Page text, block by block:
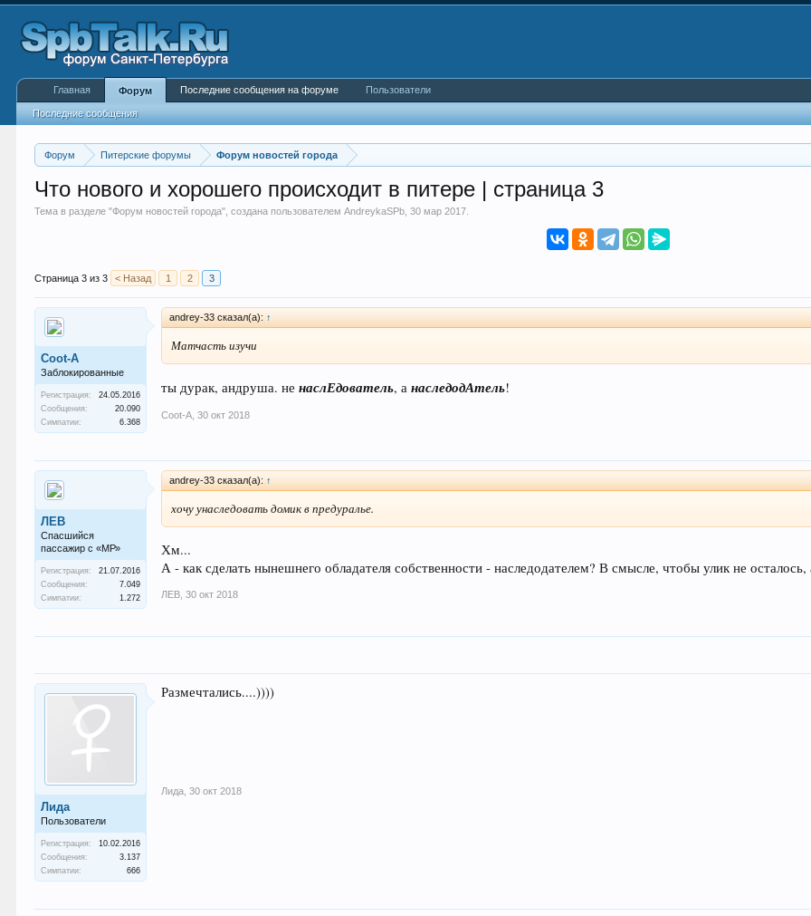
Форум Питерские форумы Форум новостей города
Что нового и хорошего происходит в питере | страница 3
Тема в разделе "Форум новостей города", создана пользователемAndreykaSPb ,30 мар 2017
Страница 3 из 3 < Назад 1 2 3
Coot-A
Заблокированные
Регистрация:
24.05.2016
Сообщения:
20.090
Симпатии:
6.368
andrey-33 сказал(а): ↑
Матчасть изучи
ты дурак, андруша. ненаслЕдователь, анаследодАтель!
Coot-A 30 окт 2018
ЛEB
Спасшийся
пассажир с «МР»
Регистрация:
21.07.2016
Сообщения:
7.049
Симпатии:
1.272
andrey-33 сказал(а): ↑
хочу унаследовать домик в предуралье.
Хм...
А - как сделать нынешнего обладателя собственности - наследодателем? В смысле, чтобы улик не
ЛEB 30 окт 2018
Лида
Пользователи
Регистрация:
10.02.2016
Сообщения:
3.137
Симпатии:
666
Размечтались....))))
Лида 30 окт 2018
Главная Форум
Последние сообщения
Последние сообщения на форуме Пользователи